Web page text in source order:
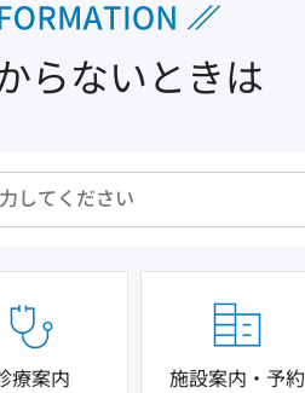
らないときは
療案内 施設案内・予約